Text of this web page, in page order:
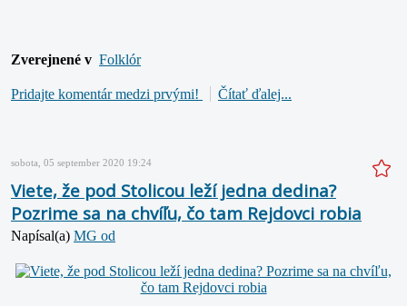
Zverejnené v Folklór
Pridajte komentár medzi prvými! Čítať ďalej...
sobota, 05 september 2020 19:24
Viete, že pod Stolicou leží jedna dedina?
Pozrime sa na chvíľu, čo tam Rejdovci robia
Napísal(a) MG od